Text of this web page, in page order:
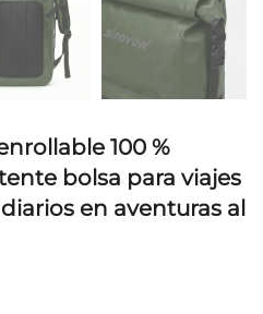
100 %
bolsa para viajes
en aventuras al